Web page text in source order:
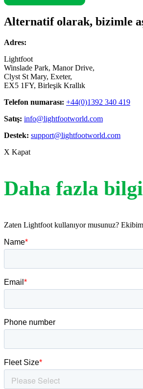
Alternatif olarak, bizimle
Adres:
Lightfoot
Winslade Park, Manor Drive,
Clyst St Mary, Exeter,
EX5 1FY, Birleşik Krallık
Telefon numarası: +44(0)1392 340 419
Satış: info@lightfootworld.com
Destek: support@lightfootworld.com
X Kapat
Daha fazla
Zaten Lightfoot kullanıyor musunuz?